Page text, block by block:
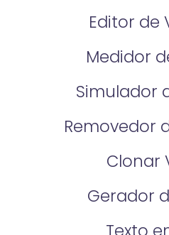
Editor de
Medidor
Simulador
Removedor
Clonar
Gerador